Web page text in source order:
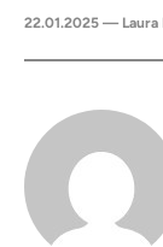
22.01.2025 — Laura